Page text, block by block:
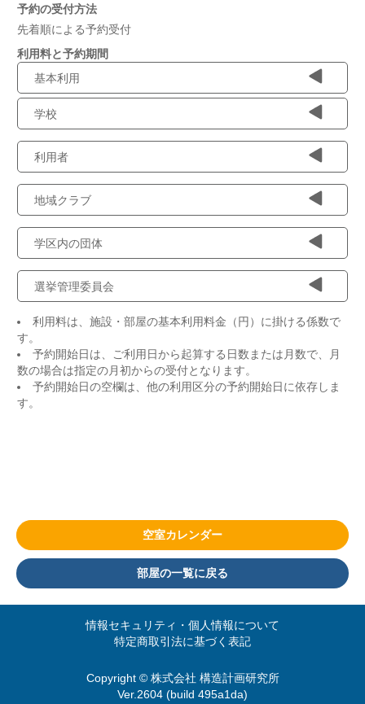
予約の受付方法
先着順による予約受付
利用料と予約期間
基本利用
学校
利用者
地域クラブ
学区内の団体
選挙管理委員会
利用料は、施設・部屋の基本利用料金（円）に掛ける係数で
す。
予約開始日は、ご利用日から起算する日数または月数で、月
数の場合は指定の月初からの受付となります。
予約開始日の空欄は、他の利用区分の予約開始日に依存しま
す。
部屋の一覧に戻る
空室カレンダー
情報セキュリティ・個人情報について
特定商取引法に基づく表記
Copyright © 株式会社 構造計画研究所
Ver.2604 (build 495a1da)